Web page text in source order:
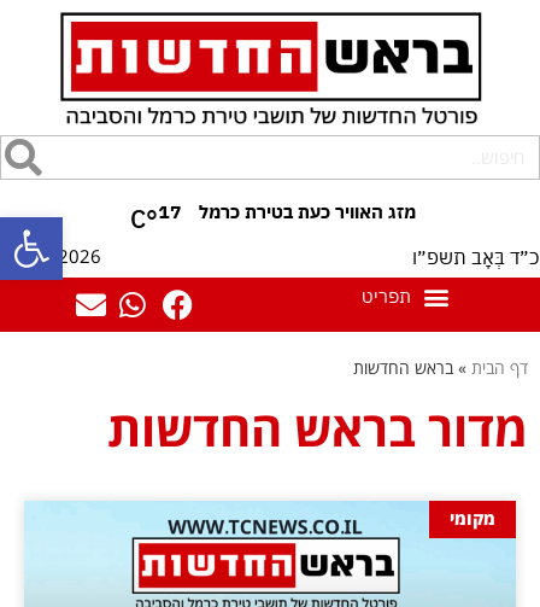
פתח 17
°C
כ״ד בְּאָב תשפ״ו 07/08/2026
דף הבית »בראש החדשות
מדור בראש החדשות
מקומי